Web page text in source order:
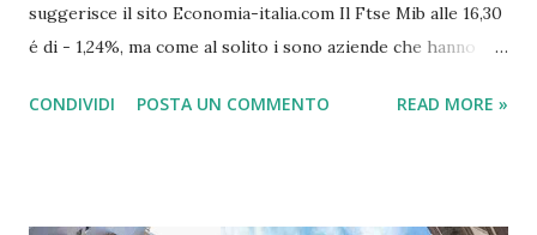
suggerisce il sito Economia-italia.com Il Ftse Mib alle 16,30
é di - 1,24%, ma come al solito i sono aziende che hanno
del proprio valore. Questo articolo non vuol essere uno
CONDIVIDI POSTA UN COMMENTO READ MORE »